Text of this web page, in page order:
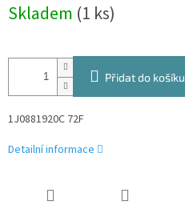
cena:
Skladem (1 ks)
Přidat do košíku
1J0881920C 72F
Detailní informace